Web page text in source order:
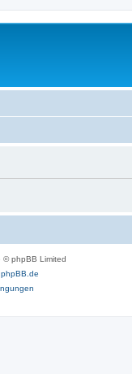
© phpBB Limited
phpBB.de